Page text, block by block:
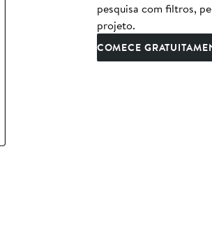
pesquisa com filtros,
projeto.
COMECE